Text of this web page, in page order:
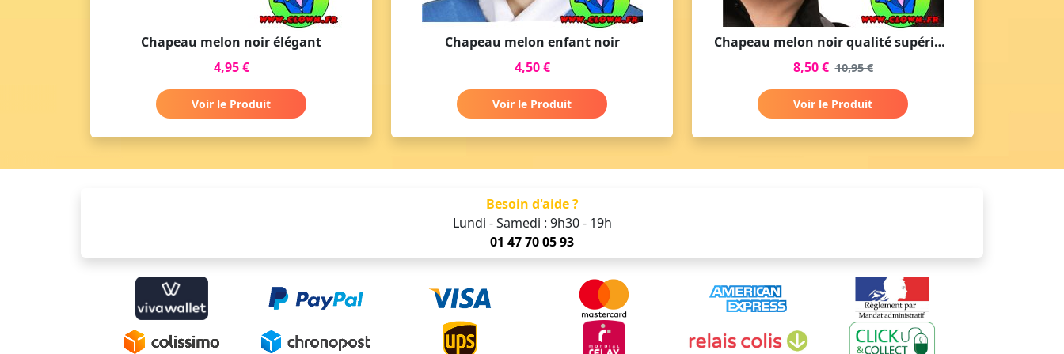
Chapeau melon noir élégant
4,95 €
Voir le Produit
Chapeau melon enfant noir
4,50 €
Voir le Produit
Chapeau melon noir qualité supérieur
8,50 € 10,95 €
Voir le Produit
Besoin d'aide ?
Lundi - Samedi : 9h30 - 19h
01 47 70 05 93